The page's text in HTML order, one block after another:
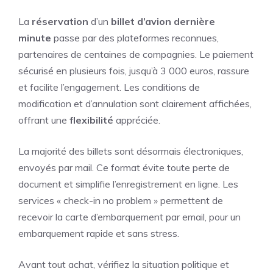
La réservation d’un billet d’avion dernière
minute passe par des plateformes reconnues,
partenaires de centaines de compagnies. Le paiement
sécurisé en plusieurs fois, jusqu’à 3 000 euros, rassure
et facilite l’engagement. Les conditions de
modification et d’annulation sont clairement affichées,
offrant une flexibilité appréciée.
La majorité des billets sont désormais électroniques,
envoyés par mail. Ce format évite toute perte de
document et simplifie l’enregistrement en ligne. Les
services « check-in no problem » permettent de
recevoir la carte d’embarquement par email, pour un
embarquement rapide et sans stress.
Avant tout achat, vérifiez la situation politique et